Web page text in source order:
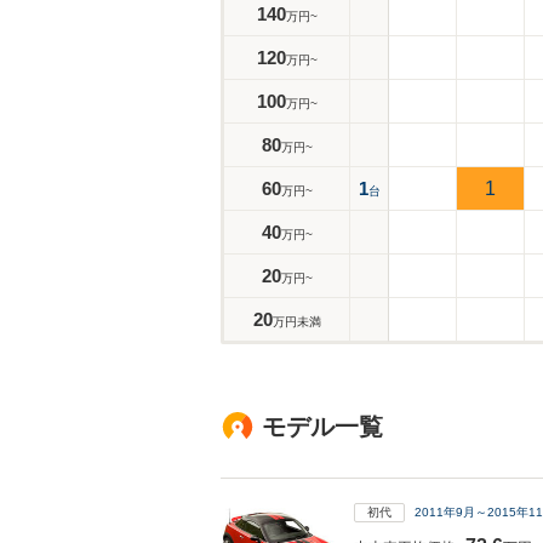
140万円~
120万円~
100万円~
80万円~
60万円~ 1台 1
40万円~
20万円~
20万円未満
モデル一覧
初代 2011年9月～2015年